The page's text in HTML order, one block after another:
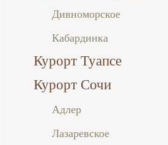
Дивноморское
Кабардинка
Курорт Туапсе
Курорт Сочи
Адлер
Лазаревское